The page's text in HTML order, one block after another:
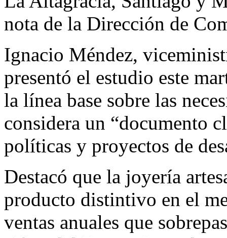
nota de la Dirección de
Ignacio Méndez,
presentó el estudio este
la línea base sobre las
considera un “documento
políticas y proyectos de
Destacó que la joyería
producto distintivo en el
ventas anuales que